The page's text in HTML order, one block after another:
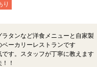
り
タンなど洋食メニューと自家製
ーカリーレストランです
す。スタッフが丁寧に教えます
！